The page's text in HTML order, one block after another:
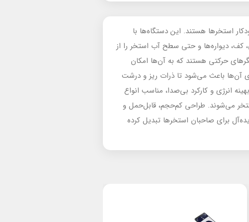
استخرها هستند. این دستگاه‌ها با
کف، دیواره‌ها و حتی سطح آب استخر را از
حرکتی هستند که به آن‌ها امکان
آن‌ها باعث می‌شود تا ذرات ریز و درشت
انرژی و کارکرد بی‌صدا، مناسب انواع
می‌شوند. طراحی کم‌حجم، قابل‌حمل و
برای صاحبان استخرها تبدیل کرده